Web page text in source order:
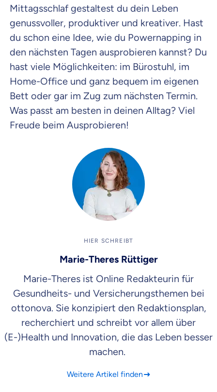
Mittagsschlaf gestaltest du dein Leben
genussvoller, produktiver und kreativer. Hast
du schon eine Idee, wie du Powernapping in
den nächsten Tagen ausprobieren kannst? Du
hast viele Möglichkeiten: im Bürostuhl, im
Home-Office und ganz bequem im eigenen
Bett oder gar im Zug zum nächsten Termin.
Was passt am besten in deinen Alltag? Viel
Freude beim Ausprobieren!
HIER SCHREIBT
Marie-Theres Rüttiger
Marie-Theres ist Online Redakteurin für
Gesundheits- und Versicherungsthemen bei
ottonova. Sie konzipiert den Redaktionsplan,
recherchiert und schreibt vor allem über
(E-)Health und Innovation, die das Leben besser
machen.
Weitere Artikel finden